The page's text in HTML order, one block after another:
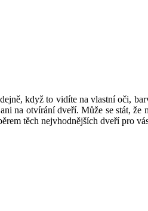
když to vidíte na vlastní oči,
na otvírání dveří. Může se stát,
těch nejvhodnějších dveří pro